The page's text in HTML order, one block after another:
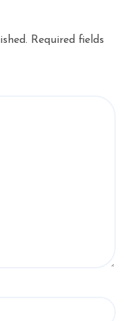
Required fields